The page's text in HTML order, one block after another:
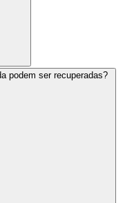
podem ser recuperadas?